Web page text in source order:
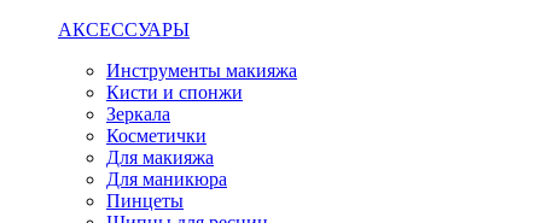
АКСЕССУАРЫ
Инструменты макияжа
Кисти и спонжи
Зеркала
Косметички
Для макияжа
Для маникюра
Пинцеты